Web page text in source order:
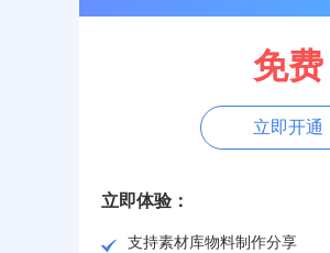
免费
立即开通
立即体验：
支持素材库物料制作分享